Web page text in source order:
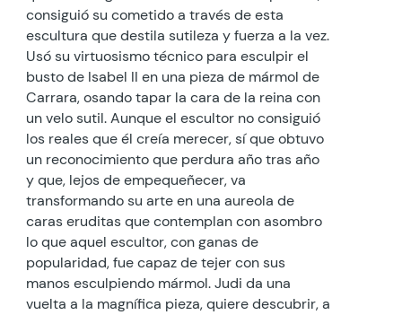
consiguió su cometido a través de esta
escultura que destila sutileza y fuerza a la vez.
Usó su virtuosismo técnico para esculpir el
busto de Isabel II en una pieza de mármol de
Carrara, osando tapar la cara de la reina con
un velo sutil. Aunque el escultor no consiguió
los reales que él creía merecer, sí que obtuvo
un reconocimiento que perdura año tras año
y que, lejos de empequeñecer, va
transformando su arte en una aureola de
caras eruditas que contemplan con asombro
lo que aquel escultor, con ganas de
popularidad, fue capaz de tejer con sus
manos esculpiendo mármol. Judi da una
vuelta a la magnífica pieza, quiere descubrir, a